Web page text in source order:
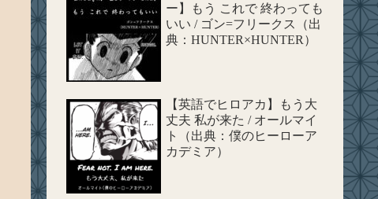
ー】もう これで 終わっても
いい / ゴン=フリークス（出
典：HUNTER×HUNTER）
【英語でヒロアカ】もう大
丈夫 私が来た / オールマイ
ト（出典：僕のヒーローア
カデミア）